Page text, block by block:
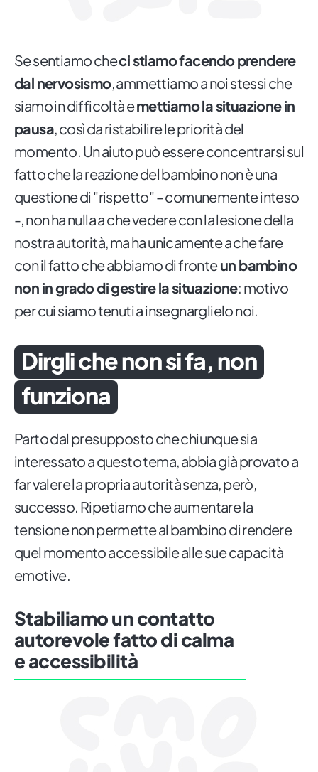
Se sentiamo checi stiamo facendo prendere
dal nervosismo, ammettiamo a noi stessi che
siamo in difficoltà emettiamo la situazione in
pausa, così da ristabilire le priorità del
momento. Un aiuto può essere concentrarsi sul
fatto che la reazione del bambino non è una
questione di "rispetto" – comunemente inteso
-, non ha nulla a che vedere con la lesione della
nostra autorità, ma ha unicamente a che fare
con il fatto che abbiamo di fronteun bambino
non in grado di gestire la situazione: motivo
per cui siamo tenuti a insegnarglielo noi.
Dirgli che non si fa, non
funziona
Parto dal presupposto che chiunque sia
interessato a questo tema, abbia già provato a
far valere la propria autorità senza, però,
successo. Ripetiamo che aumentare la
tensione non permette al bambino di rendere
quel momento accessibile alle sue capacità
emotive.
Stabiliamo un contatto
autorevole fatto di calma
e accessibilità